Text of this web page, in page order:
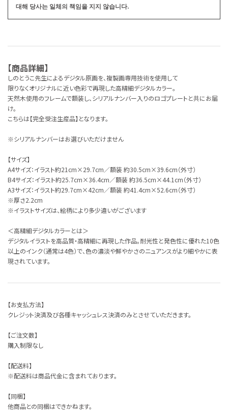
대해 당사는 일체의 책임을 지지 않습니다.
【商品詳細】
しのとうこ先生によるデジタル原画を、複製画専用技術を使用して
限りなくオリジナルに近い色彩で再現した高精細デジタルカラー。
天然木使用のフレームで額装し、シリアルナンバー入りのロゴプレートと共にお届
け。
こちらは【完全受注生産品】となります。
※シリアルナンバーはお選びいただけません
【サイズ】
A4サイズ：イラスト約21cm×29.7cm／額装 約30.5cm×39.6cm（外寸）
B4サイズ：イラスト約25.7cm×36.4cm／額装 約36.5cm×44.1cm（外寸）
A3サイズ：イラスト約29.7cm×42cm／額装 約41.4cm×52.6cm（外寸）
※厚さ2.2cm
※イラストサイズは、絵柄により多少違いがございます
＜高精細デジタルカラーとは＞
デジタルイラストを高品質・高精細に再現した作品。耐光性と発色性に優れた10色
以上のインク（通常は4色）で、色の濃淡や鮮やかさのニュアンスがより細やかに表
現されています。
【お支払方法】
クレジット決済及び各種キャッシュレス決済のみとさせていただきます。
【ご注文数】
購入制限なし
【配送料】
※配送料は商品代金に含まれております。
【同梱】
他商品との同梱はできかねます。